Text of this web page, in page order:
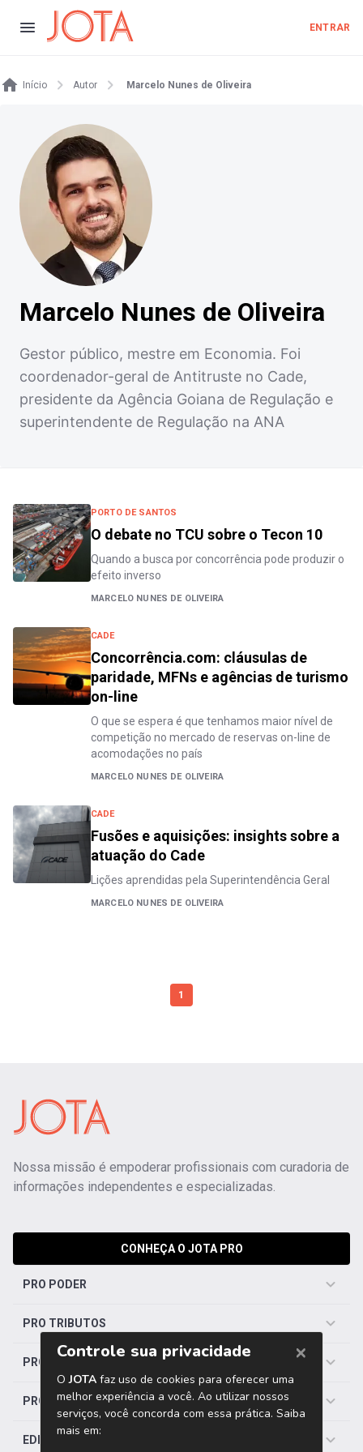
ENTRAR
Início Autor Marcelo Nunes de Oliveira
Marcelo Nunes de Oliveira
Gestor público, mestre em Economia. Foi
coordenador-geral de Antitruste no Cade,
presidente da Agência Goiana de Regulação e
superintendente de Regulação na ANA
PORTO DE SANTOS
O debate no TCU sobre o Tecon 10
Quando a busca por concorrência pode produzir o
efeito inverso
MARCELO NUNES DE OLIVEIRA
CADE
Concorrência.com: cláusulas de
paridade, MFNs e agências de turismo
on-line
O que se espera é que tenhamos maior nível de
competição no mercado de reservas on-line de
acomodações no país
MARCELO NUNES DE OLIVEIRA
CADE
Fusões e aquisições: insights sobre a
atuação do Cade
Lições aprendidas pela Superintendência Geral
MARCELO NUNES DE OLIVEIRA
1
Nossa missão é empoderar profissionais com curadoria de
informações independentes e especializadas.
CONHEÇA O JOTA PRO
PRO PODER
PRO TRIBUTOS
PRO TRABALHISTA
PRO SAÚDE
EDITORIAS